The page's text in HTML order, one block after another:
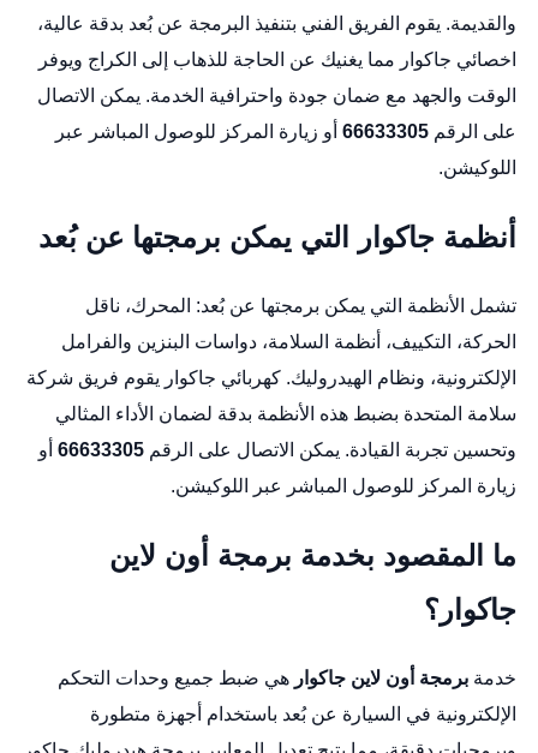
والقديمة. يقوم الفريق الفني بتنفيذ البرمجة عن بُعد بدقة عالية،
اخصائي جاكوار مما يغنيك عن الحاجة للذهاب إلى الكراج ويوفر
الوقت والجهد مع ضمان جودة واحترافية الخدمة. يمكن الاتصال
على الرقم 66633305أو زيارة المركز للوصول المباشر عبر
اللوكيشن.
أنظمة جاكوار التي يمكن برمجتها عن بُعد
تشمل الأنظمة التي يمكن برمجتها عن بُعد: المحرك، ناقل
الحركة، التكييف، أنظمة السلامة، دواسات البنزين والفرامل
الإلكترونية، ونظام الهيدروليك. كهربائي جاكوار يقوم فريق شركة
سلامة المتحدة بضبط هذه الأنظمة بدقة لضمان الأداء المثالي
وتحسين تجربة القيادة. يمكن الاتصال على الرقم 66633305أو
زيارة المركز للوصول المباشر عبر
اللوكيشن.
ما المقصود بخدمة برمجة أون لاين
جاكوار؟
خدمة برمجة أون لاين جاكوار هي ضبط جميع وحدات التحكم
الإلكترونية في السيارة عن بُعد باستخدام أجهزة متطورة